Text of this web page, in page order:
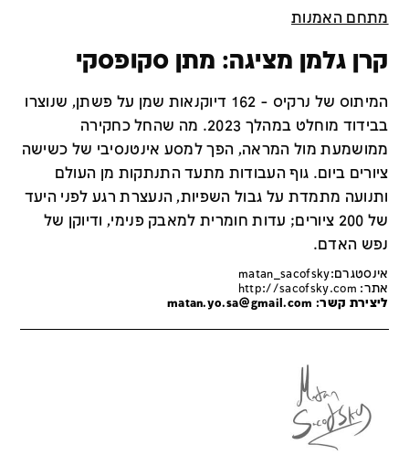
מתחם האמנות
קרן גלמן מציגה: מתן סקופסקי
המיתוס של נרקיס - 162 דיוקנאות שמן על פשתן, שנוצרו
בבידוד מוחלט במהלך 2023. מה שהחל כחקירה
ממושמעת מול המראה, הפך למסע אינטנסיבי של כשישה
ציורים ביום. גוף העבודות מתעד התנתקות מן העולם
ותנועה מתמדת על גבול השפיות, הנעצרת רגע לפני היעד
של 200 ציורים; עדות חומרית למאבק פנימי, ודיוקן של
נפש האדם.
אינסטגרם:matan_sacofsky
אתר: http://sacofsky.com
ליצירת קשר: matan.yo.sa@gmail.com